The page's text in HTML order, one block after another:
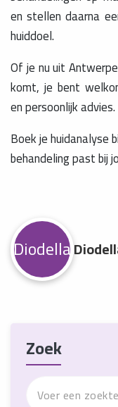
en stellen daarna
huiddoel.
Of je nu uit
komt, je bent
en persoonlijk advies.
Boek je huidanalyse
behandeling past bij
Diodella
Zoek